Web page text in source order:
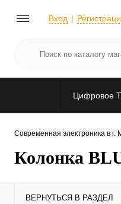
Вход
Цифровое
Современная электроника в
Колонка
ВЕРНУТЬСЯ В РАЗДЕЛ